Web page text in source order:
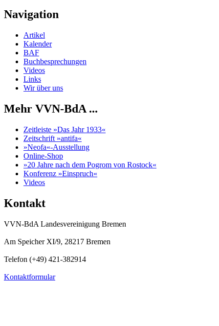
Navigation
Artikel
Kalender
BAF
Buchbesprechungen
Videos
Links
Wir über uns
Mehr VVN-BdA ...
Zeitleiste »Das Jahr 1933«
Zeitschrift »antifa«
»Neofa«-Ausstellung
Online-Shop
»20 Jahre nach dem Pogrom von Rostock«
Konferenz »Einspruch«
Videos
Kontakt
VVN-BdA Landesvereinigung Bremen
Am Speicher XI/9, 28217 Bremen
Telefon (+49) 421-382914
Kontaktformular